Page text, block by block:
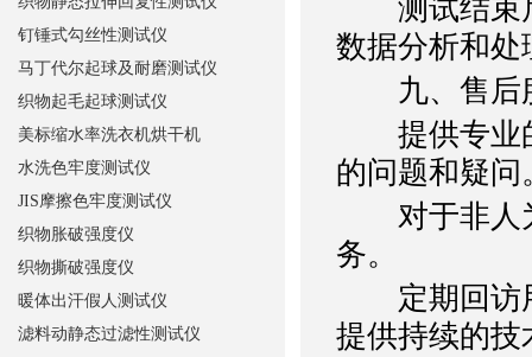
测试结束后
数据分析和处
九、售后
提供专业的
的问题和疑问
对于非人为
务。
定期回访用
提供持续的技
钉锤式勾丝性测试仪
马丁代尔起球及耐磨测试仪
织物起毛起球测试仪
美标缩水率洗衣机烘干机
水洗色牢度测试仪
JIS摩擦色牢度测试仪
织物胀破强度仪
织物撕破强度仪
暖体出汗假人测试仪
滤料动静态过滤性测试仪